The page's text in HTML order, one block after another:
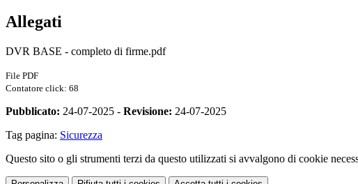
Allegati
DVR BASE - completo di firme.pdf
File PDF
Contatore click: 68
Pubblicato: 24-07-2025 - Revisione: 24-07-2025
Tag pagina: Sicurezza
Questo sito o gli strumenti terzi da questo utilizzati si avvalgono di cookie